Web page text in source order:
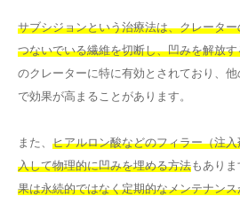
サブシジョンという治療法は、クレータ
つないでいる繊維を切断し、凹みを解放
のクレーターに特に有効とされており、
で効果が高まることがあります。
また、 ヒアルロン酸などのフィラー（注
入して物理的に凹みを埋める方法もありま
果は永続的ではなく定期的なメンテナン